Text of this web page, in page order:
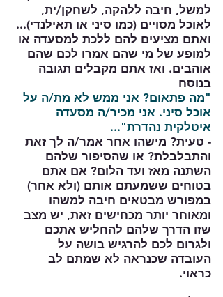
למשל, חיבה ללהקה, לשחקן/ית,
לאוכל מסויים (כמו סיני או תאילנדי)...
ואתם מציעים להם ללכת למסעדה או
למופע של מי שהם אמרו לכם שהם
אוהבים. ואז אתם מקבלים תגובה
בנוסח
"מה פתאום? אני ממש לא מת/ה על
אוכל סיני. אני מכיר/ה מסעדה
איטלקית נהדרת"...
- טעית? מישהו אחר אמר/ה לך זאת
והתבלבלת? או שהסיפור שלהם
השתנה מאז ועד הלום? אם אתם
בטוחים ששמעתם אותם (ולא אחר)
במפורש מבטאים חיבה למשהו
ומאוחר יותר מכחישים זאת, יש מצב
שזו הדרך שלהם להחליש אתכם
ולגרום לכם להרגיש בושה על
העובדה שכנראה לא שמתם לב
כראוי.